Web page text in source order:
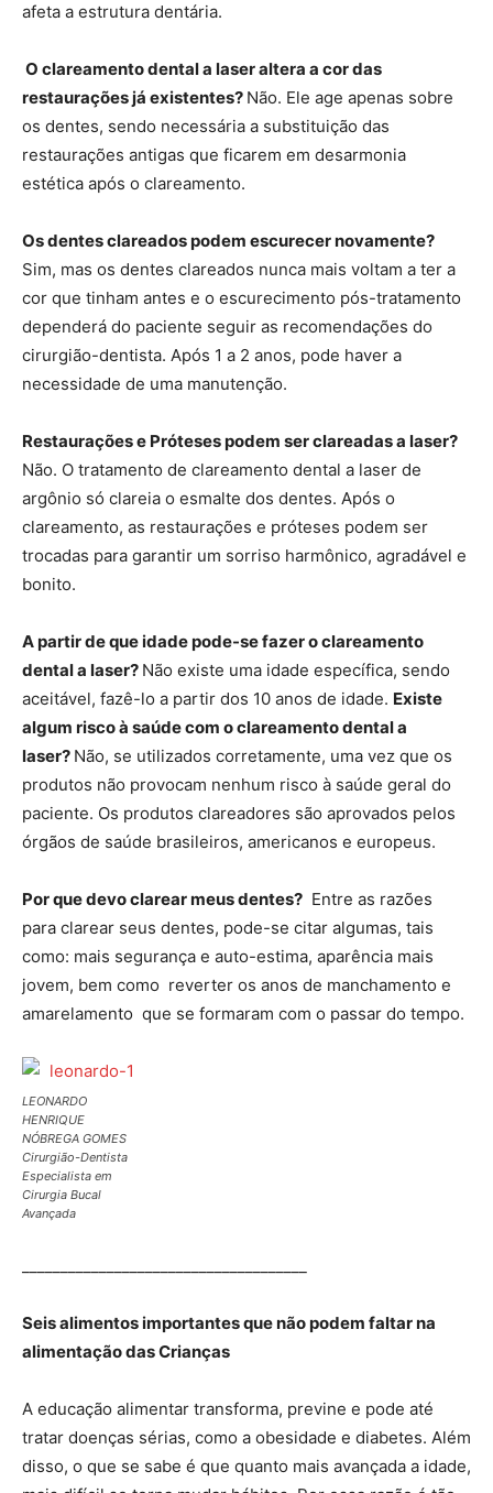
afeta a estrutura dentária.
O clareamento dental a laser altera a cor das
restaurações já existentes? Não. Ele age apenas sobre
os dentes, sendo necessária a substituição das
restaurações antigas que ficarem em desarmonia
estética após o clareamento.
Os dentes clareados podem escurecer novamente?
Sim, mas os dentes clareados nunca mais voltam a ter a
cor que tinham antes e o escurecimento pós-tratamento
dependerá do paciente seguir as recomendações do
cirurgião-dentista. Após 1 a 2 anos, pode haver a
necessidade de uma manutenção.
Restaurações e Próteses podem ser clareadas a laser?
Não. O tratamento de clareamento dental a laser de
argônio só clareia o esmalte dos dentes. Após o
clareamento, as restaurações e próteses podem ser
trocadas para garantir um sorriso harmônico, agradável e
bonito.
A partir de que idade pode-se fazer o clareamento
dental a laser? Não existe uma idade específica, sendo
aceitável, fazê-lo a partir dos 10 anos de idade. Existe
algum risco à saúde com o clareamento dental a
laser? Não, se utilizados corretamente, uma vez que os
produtos não provocam nenhum risco à saúde geral do
paciente. Os produtos clareadores são aprovados pelos
órgãos de saúde brasileiros, americanos e europeus.
Por que devo clarear meus dentes? Entre as razões
para clarear seus dentes, pode-se citar algumas, tais
como: mais segurança e auto-estima, aparência mais
jovem, bem como reverter os anos de manchamento e
amarelamento que se formaram com o passar do tempo.
LEONARDO
HENRIQUE
NÓBREGA GOMES
Cirurgião-Dentista
Especialista em
Cirurgia Bucal
Avançada
Seis alimentos importantes que não podem faltar na
alimentação das Crianças
A educação alimentar transforma, previne e pode até
tratar doenças sérias, como a obesidade e diabetes. Além
disso, o que se sabe é que quanto mais avançada a idade,